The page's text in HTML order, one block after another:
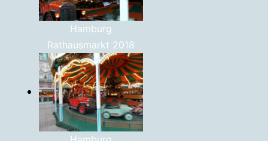
Hamburg
Rathausmarkt 2018